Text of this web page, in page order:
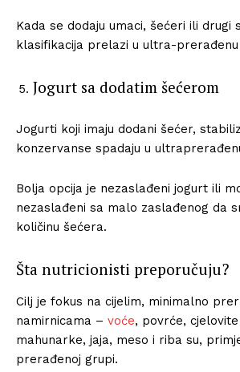
Kada se dodaju umaci, šećeri ili drugi
klasifikacija prelazi u ultra-prerađenu
Jogurt sa dodatim šećerom
Jogurti koji imaju dodani šećer,
konzervanse spadaju u
Bolja opcija je nezaslađeni jogurt ili
nezaslađeni sa malo zaslađenog da
količinu šećera.
Šta nutricionisti preporučuju?
Cilj je fokus na cijelim, minimalno
namirnicama – voće, povrće,
mahunarke, jaja, meso i riba su,
prerađenoj grupi.